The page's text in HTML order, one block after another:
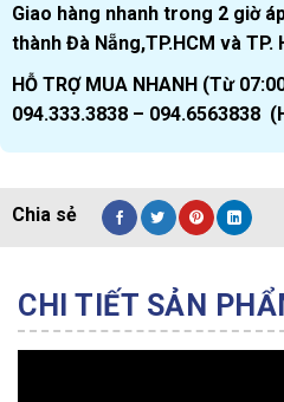
Giao hàng nhanh trong 2 giờ
thành Đà Nẵng,TP.HCM và TP.
HỖ TRỢ MUA NHANH (Từ
094.333.3838 – 094.6563838
CHI TIẾT SẢN